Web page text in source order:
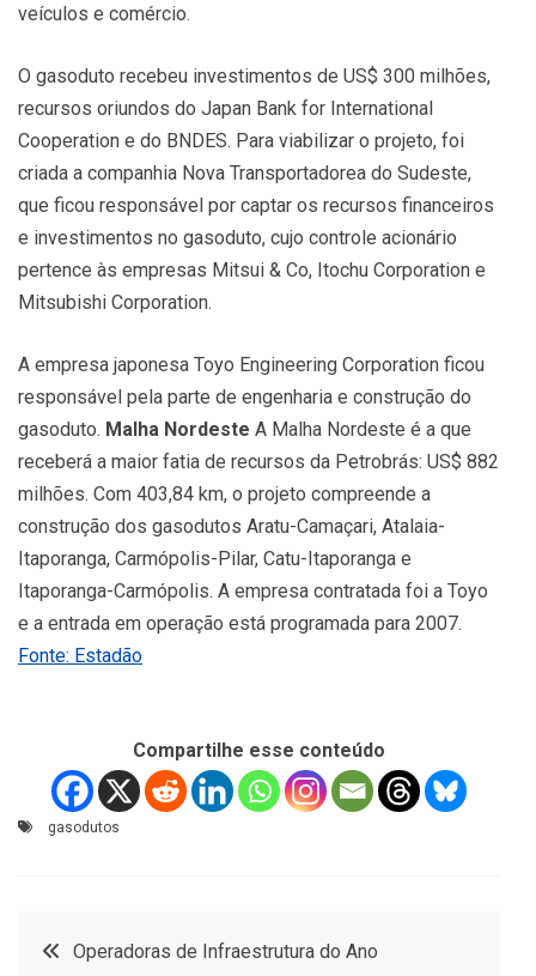
veículos e comércio.
O gasoduto recebeu investimentos de US$ 300 milhões,
recursos oriundos do Japan Bank for International
Cooperation e do BNDES. Para viabilizar o projeto, foi
criada a companhia Nova Transportadorea do Sudeste,
que ficou responsável por captar os recursos financeiros
e investimentos no gasoduto, cujo controle acionário
pertence às empresas Mitsui & Co, Itochu Corporation e
Mitsubishi Corporation.
A empresa japonesa Toyo Engineering Corporation ficou
responsável pela parte de engenharia e construção do
gasoduto. Malha Nordeste A Malha Nordeste é a que
receberá a maior fatia de recursos da Petrobrás: US$ 882
milhões. Com 403,84 km, o projeto compreende a
construção dos gasodutos Aratu-Camaçari, Atalaia-
Itaporanga, Carmópolis-Pilar, Catu-Itaporanga e
Itaporanga-Carmópolis. A empresa contratada foi a Toyo
e a entrada em operação está programada para 2007.
Fonte: Estadão
Compartilhe esse conteúdo
gasodutos
Navegação
Operadoras de Infraestrutura do Ano